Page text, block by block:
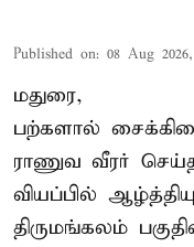
Published on: 08 Aug
மதுரை,
பற்களால்
ராணுவ வீரர்
வியப்பில்
திருமங்கலம்